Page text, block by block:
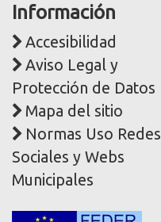
Información
Accesibilidad
Aviso Legal y
Protección de Datos
Mapa del sitio
Normas Uso Redes
Sociales y Webs
Municipales